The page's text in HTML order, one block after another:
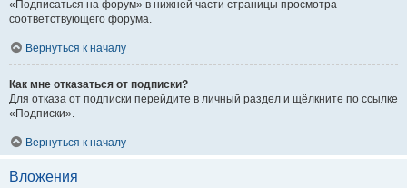
«Подписаться на форум» в нижней части страницы просмотра
соответствующего форума.
Вернуться к началу
Как мне отказаться от подписки?
Для отказа от подписки перейдите в личный раздел и щёлкните по ссылке
«Подписки».
Вернуться к началу
Вложения